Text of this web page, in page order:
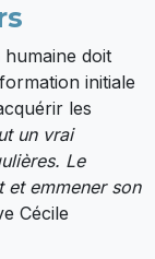
doit
initiale
les
un vrai
Le
emmener son
Cécile